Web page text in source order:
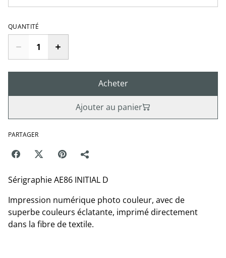
QUANTITÉ
Acheter
Ajouter au panier
PARTAGER
Sérigraphie AE86 INITIAL D
Impression numérique photo couleur, avec de
superbe couleurs éclatante, imprimé directement
dans la fibre de textile.